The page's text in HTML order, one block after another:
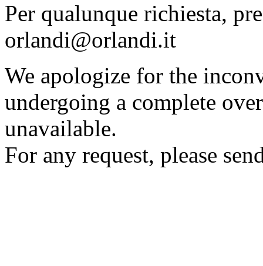
Per qualunque richiesta,
orlandi@orlandi.it
We apologize for the
undergoing a complete
unavailable.
For any request, please